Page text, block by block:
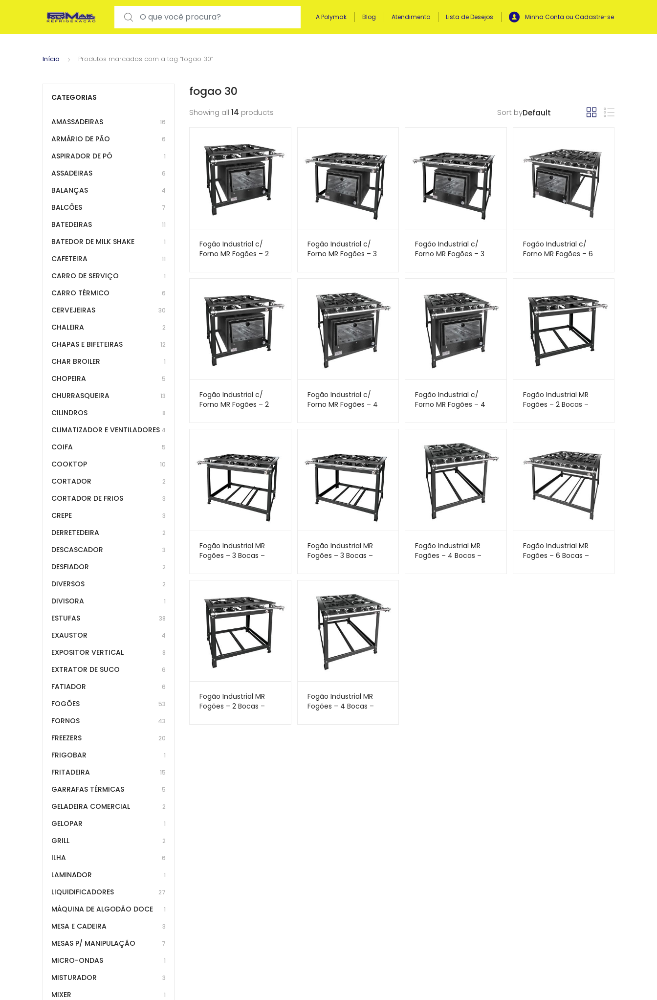
Search for:
A Polymak Blog Atendimento Lista de Desejos Minha Conta ou Cadastre-se
Início Produtos marcados com a tag “fogao 30”
fogao 30
Showing all 14 products Sort by
Fogão Industrial c/
Forno MR Fogões – 2
Fogão Industrial c/
Forno MR Fogões – 3
Fogão Industrial c/
Forno MR Fogões – 3
Fogão Industrial c/
Forno MR Fogões – 6
Fogão Industrial c/
Forno MR Fogões – 2
Fogão Industrial c/
Forno MR Fogões – 4
Fogão Industrial c/
Forno MR Fogões – 4
Fogão Industrial MR
Fogões – 2 Bocas –
Fogão Industrial MR
Fogões – 3 Bocas –
Fogão Industrial MR
Fogões – 3 Bocas –
Fogão Industrial MR
Fogões – 4 Bocas –
Fogão Industrial MR
Fogões – 6 Bocas –
Fogão Industrial MR
Fogões – 2 Bocas –
Fogão Industrial MR
Fogões – 4 Bocas –
CATEGORIAS
AMASSADEIRAS 16
ARMÁRIO DE PÃO 6
ASPIRADOR DE PÓ 1
ASSADEIRAS 6
BALANÇAS 4
BALCÕES 7
BATEDEIRAS 11
BATEDOR DE MILK SHAKE 1
CAFETEIRA 11
CARRO DE SERVIÇO 1
CARRO TÉRMICO 6
CERVEJEIRAS 30
CHALEIRA 2
CHAPAS E BIFETEIRAS 12
CHAR BROILER 1
CHOPEIRA 5
CHURRASQUEIRA 13
CILINDROS 8
CLIMATIZADOR E VENTILADORES 4
COIFA 5
COOKTOP 10
CORTADOR 2
CORTADOR DE FRIOS 3
CREPE 3
DERRETEDEIRA 2
DESCASCADOR 3
DESFIADOR 2
DIVERSOS 2
DIVISORA 1
ESTUFAS 38
EXAUSTOR 4
EXPOSITOR VERTICAL 8
EXTRATOR DE SUCO 6
FATIADOR 6
FOGÕES 53
FORNOS 43
FREEZERS 20
FRIGOBAR 1
FRITADEIRA 15
GARRAFAS TÉRMICAS 5
GELADEIRA COMERCIAL 2
GELOPAR 1
GRILL 2
ILHA 6
LAMINADOR 1
LIQUIDIFICADORES 27
MÁQUINA DE ALGODÃO DOCE 1
MESA E CADEIRA 3
MESAS P/ MANIPULAÇÃO 7
MICRO-ONDAS 1
MISTURADOR 3
MIXER 1